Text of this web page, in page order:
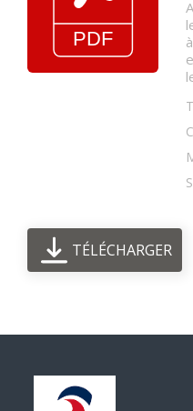
TÉLÉCHARGER